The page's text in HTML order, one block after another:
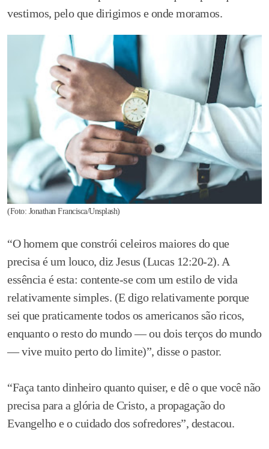
vestimos, pelo que dirigimos e onde moramos.
(Foto: Jonathan Francisca/Unsplash)
“O homem que constrói celeiros maiores do que
precisa é um louco, diz Jesus (Lucas 12:20-2). A
essência é esta: contente-se com um estilo de vida
relativamente simples. (E digo relativamente porque
sei que praticamente todos os americanos são ricos,
enquanto o resto do mundo — ou dois terços do mundo
— vive muito perto do limite)”, disse o pastor.
“Faça tanto dinheiro quanto quiser, e dê o que você não
precisa para a glória de Cristo, a propagação do
Evangelho e o cuidado dos sofredores”, destacou.